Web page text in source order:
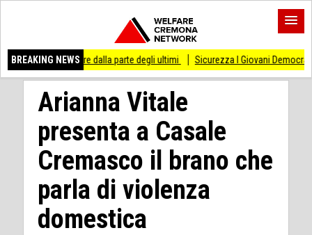
BREAKING NEWS
dalla parte degli ultimi Sicurezza I Giovani Democratici ribattono ai
Arianna Vitale
presenta a Casale
Cremasco il brano che
parla di violenza
domestica